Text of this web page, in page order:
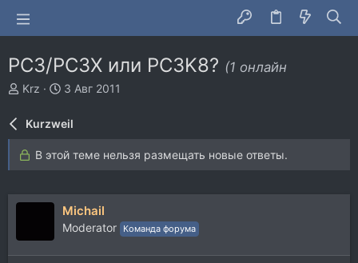
PC3/PC3X или PC3K8? (1 онлайн
А
т
р
т
м
Krz
Д
т
н
а
а
л
а
3 Авг 2011
Kurzweil
В этой теме нельзя размещать новые ответы.
Michail
Moderator Команда форума